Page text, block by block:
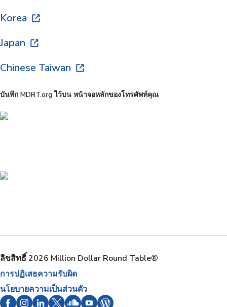
Korea
Japan
Chinese Taiwan
บันทึก MDRT.org ไว้บน หน้าจอหลักของโทรศัพท์คุณ
ลิขสิทธิ์ 2026 Million Dollar Round Table®
การปฏิเสธความรับผิด
นโยบายความเป็นส่วนตัว